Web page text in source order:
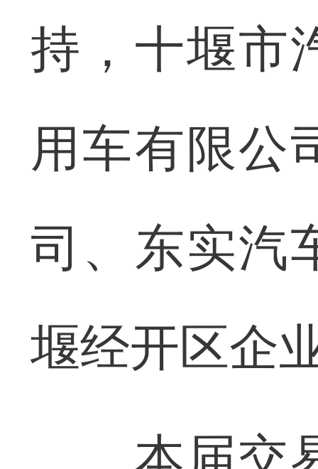
持，十堰市
用车有限公
司、东实汽
堰经开区企
本届交易